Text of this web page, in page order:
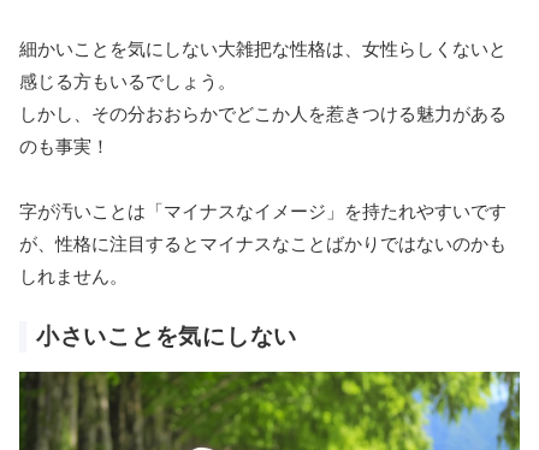
細かいことを気にしない大雑把な性格は、女性らしくないと
感じる方もいるでしょう。
しかし、その分おおらかでどこか人を惹きつける魅力がある
のも事実！
字が汚いことは「マイナスなイメージ」を持たれやすいです
が、性格に注目するとマイナスなことばかりではないのかも
しれません。
小さいことを気にしない